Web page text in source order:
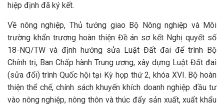
hiệp định đã ký kết.
Về nông nghiệp, Thủ tướng giao Bộ Nông nghiệp và Môi
trường khẩn trương hoàn thiện Đề án sơ kết Nghị quyết số
18-NQ/TW và định hướng sửa Luật Đất đai để trình Bộ
Chính trị, Ban Chấp hành Trung ương, xây dựng Luật Đất đai
(sửa đổi) trình Quốc hội tại Kỳ họp thứ 2, khóa XVI. Bộ hoàn
thiện thể chế, chính sách khuyến khích doanh nghiệp đầu tư
vào nông nghiệp, nông thôn và thúc đẩy sản xuất, xuất khẩu